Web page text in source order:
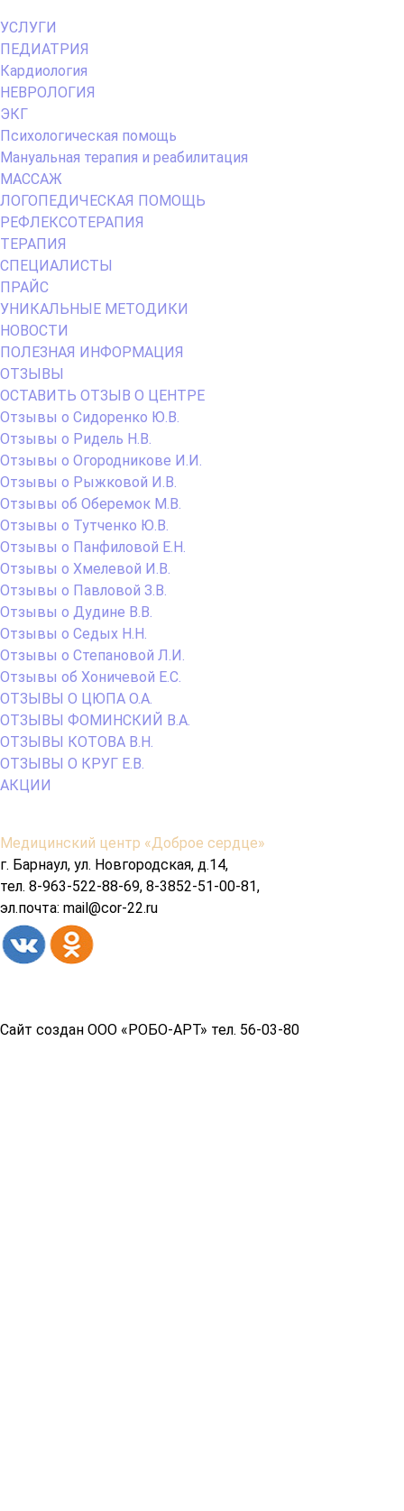
Primary
Menu
УСЛУГИ
ПЕДИАТРИЯ
Кардиология
НЕВРОЛОГИЯ
ЭКГ
Психологическая помощь
Мануальная терапия и реабилитация
МАССАЖ
ЛОГОПЕДИЧЕСКАЯ ПОМОЩЬ
РЕФЛЕКСОТЕРАПИЯ
ТЕРАПИЯ
СПЕЦИАЛИСТЫ
ПРАЙС
УНИКАЛЬНЫЕ МЕТОДИКИ
НОВОСТИ
ПОЛЕЗНАЯ ИНФОРМАЦИЯ
ОТЗЫВЫ
ОСТАВИТЬ ОТЗЫВ О ЦЕНТРЕ
Отзывы о Сидоренко Ю.В.
Отзывы о Ридель Н.В.
Отзывы о Огородникове И.И.
Отзывы о Рыжковой И.В.
Отзывы об Оберемок М.В.
Отзывы о Тутченко Ю.В.
Отзывы о Панфиловой Е.Н.
Отзывы о Хмелевой И.В.
Отзывы о Павловой З.В.
Отзывы о Дудине В.В.
Отзывы о Седых Н.Н.
Отзывы о Степановой Л.И.
Отзывы об Хоничевой Е.С.
ОТЗЫВЫ О ЦЮПА О.А.
ОТЗЫВЫ ФОМИНСКИЙ В.А.
ОТЗЫВЫ КОТОВА В.Н.
ОТЗЫВЫ О КРУГ Е.В.
АКЦИИ
Содержимое
подвала
Медицинский центр «Доброе сердце»
г. Барнаул, ул. Новгородская, д.14,
тел. 8-963-522-88-69, 8-3852-51-00-81,
эл.почта: mail@cor-22.ru
Сайт создан ООО «РОБО-АРТ» тел. 56-03-80